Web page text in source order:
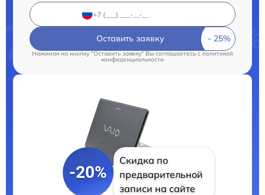
Оставить заявку
Нажимая на кнопку "Оставить заявку" Вы соглашаетесь c политикой
конфиденциальности
-20%
Скидка по
предварительной
записи на сайте